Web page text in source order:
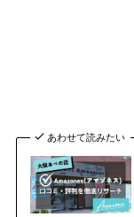
あわせて読みたい